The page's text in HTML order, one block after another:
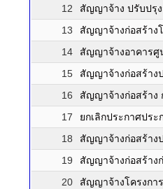
12
สัญญาจ้าง ปรับปรุ
13
สัญญาจ้างก่อสร้าง
14
สัญญาจ้างอาคาร
15
สัญญาจ้างก่อสร้าง
16
สัญญาจ้างก่อสร้าง
17
ยกเลิกประกาศปร
18
สัญญาจ้างก่อสร้าง
19
สัญญาจ้างก่อสร้าง
20
สัญญาจ้างโครงกา